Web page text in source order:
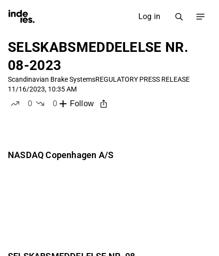
Log in
SELSKABSMEDDELELSE NR.
08-2023
Scandinavian Brake SystemsREGULATORY PRESS RELEASE
11/16/2023, 10:35 AM
0
0
Follow
NASDAQ Copenhagen A/S